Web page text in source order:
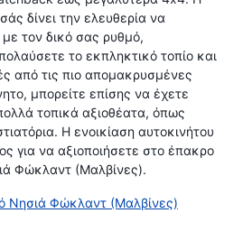
δίνει την ελευθερία να
τον δικό σας ρυθμό,
το εκπληκτικό τοπίο και
από τις πιο απομακρυσμένες
μπορείτε επίσης να έχετε
τοπικά αξιοθέατα, όπως
Η ενοικίαση αυτοκινήτου
για να αξιοποιήσετε στο έπακρο
Φώκλαντ (Μαλβίνες).
Νησιά Φώκλαντ (Μαλβίνες)